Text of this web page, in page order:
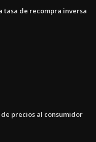
tasa de recompra inversa
precios al consumidor